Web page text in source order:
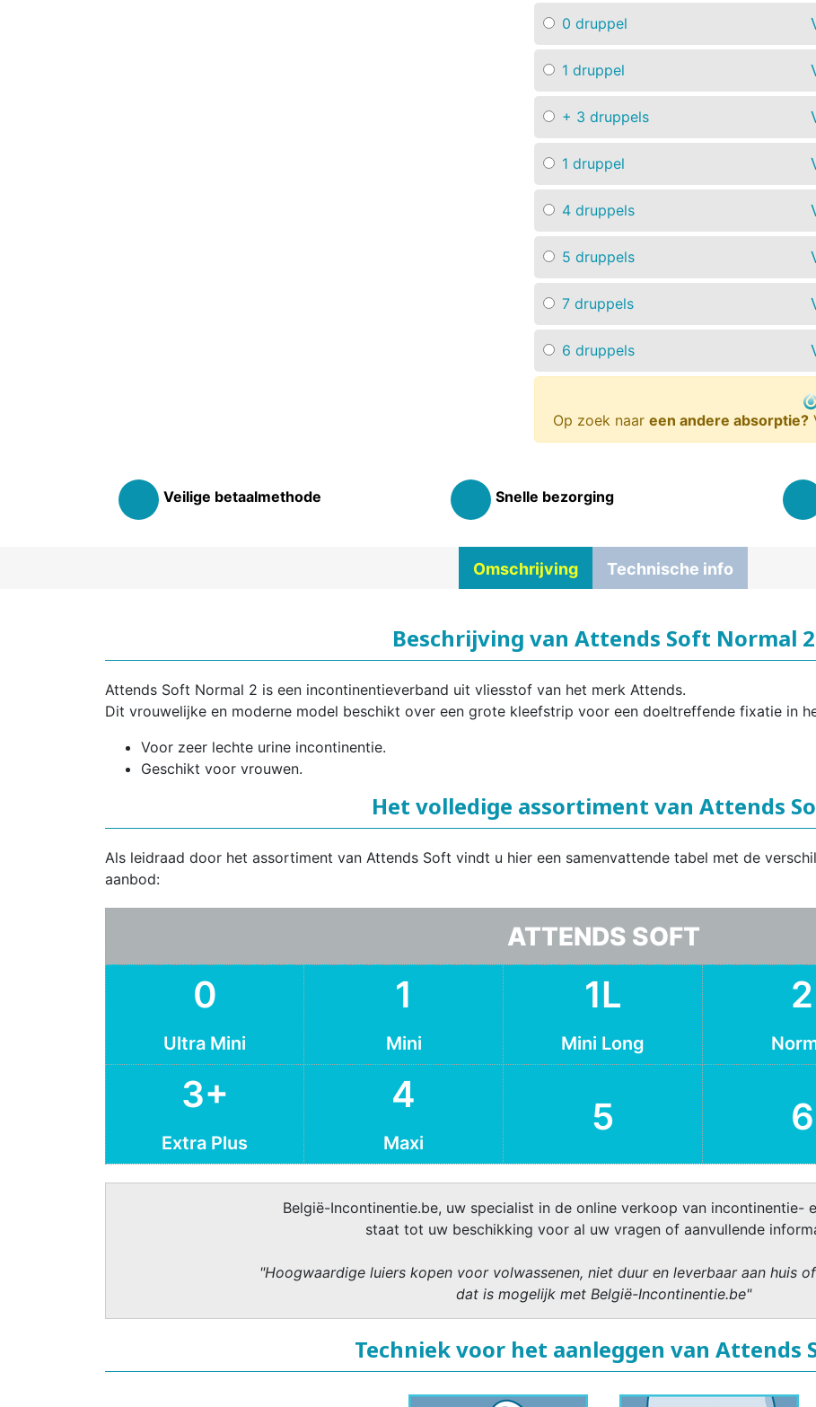
0 druppel
1 druppel
+ 3 druppels
1 druppel
4 druppels
5 druppels
7 druppels
6 druppels
Op zoek naar een andere absorptie?
Veilige betaalmethode Snelle bezorging
Omschrijving Technische info
Beschrijving van Attends Soft Normal 2
Attends Soft Normal 2 is een incontinentieverband uit vliesstof van het merk Attends.
Dit vrouwelijke en moderne model beschikt over een grote kleefstrip voor een doeltreffende fixatie in
Voor zeer lechte urine incontinentie.
Geschikt voor vrouwen.
Het volledige assortiment van Attends
Als leidraad door het assortiment van Attends Soft vindt u hier een samenvattende tabel met de
aanbod:
ATTENDS SOFT
0
Ultra Mini
1
Mini
1L
Mini Long
2
3+
Extra Plus
4
Maxi
5 6
België-Incontinentie.be, uw specialist in de online verkoop van incontinentie-
staat tot uw beschikking voor al uw vragen of aanvullende
"Hoogwaardige luiers kopen voor volwassenen, niet duur en leverbaar aan huis
dat is mogelijk met België-Incontinentie.be"
Techniek voor het aanleggen van Attends